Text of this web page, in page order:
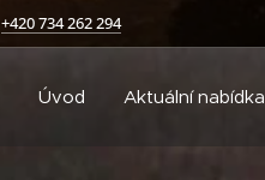
+420 734 262 294
Úvod Aktuální nabídka